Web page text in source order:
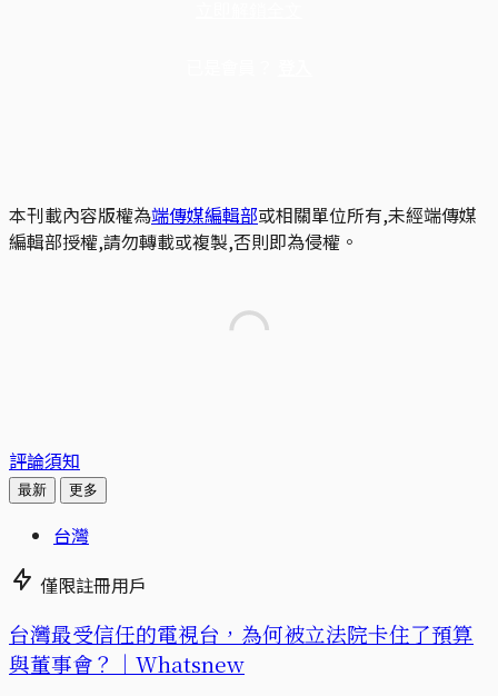
本刊載內容版權為端傳媒編輯部或相關單位所有,未經端傳媒
編輯部授權,請勿轉載或複製,否則即為侵權。
評論須知
最新 更多
台灣
僅限註冊用戶
台灣最受信任的電視台，為何被立法院卡住了預算
與董事會？｜Whatsnew